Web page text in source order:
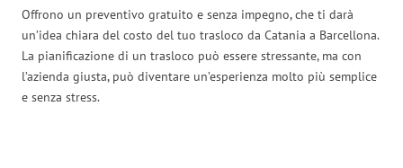
Offrono un preventivo gratuito e senza impegno, che ti darà
un’idea chiara del costo del tuo trasloco da Catania a Barcellona.
La pianificazione di un trasloco può essere stressante, ma con
l’azienda giusta, può diventare un’esperienza molto più semplice
e senza stress.